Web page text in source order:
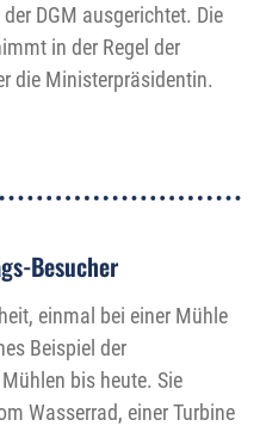
DGM ausgerichtet. Die
in der Regel der
die Ministerpräsidentin.
Besucher
einmal bei einer Mühle
Beispiel der
bis heute. Sie
Wasserrad, einer Turbine